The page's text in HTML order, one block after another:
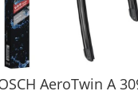
AeroTwin A